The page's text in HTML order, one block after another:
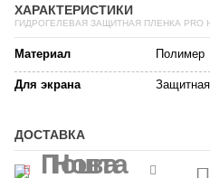
ХАРАКТЕРИСТИКИ
ГИДРОГЕЛЕВАЯ ЗАЩИТНАЯ ПЛЕНКА PRO
Материал Полимер
Для экрана
ДОСТАВКА